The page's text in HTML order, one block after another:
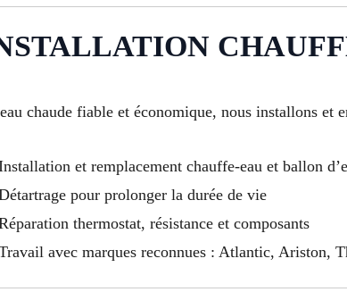
chaude fiable et économique, nous installons et
et remplacement chauffe-eau et ballon
pour prolonger la durée de vie
thermostat, résistance et composants
avec marques reconnues : Atlantic, Ariston,